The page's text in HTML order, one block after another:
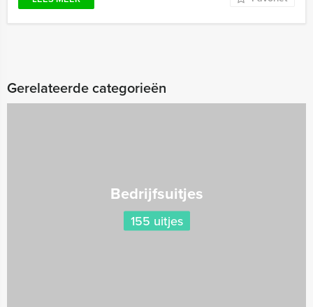
Gerelateerde categorieën
Bedrijfsuitjes
155 uitjes